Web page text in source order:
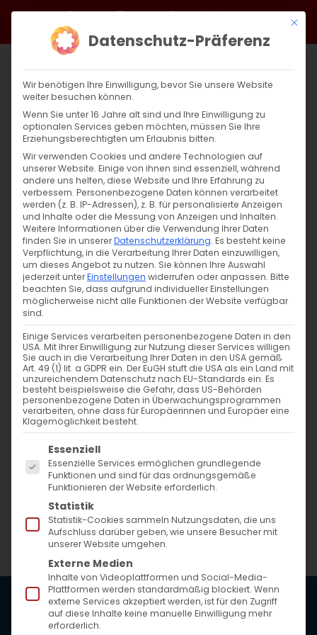
Zum
springen
SoundCloud
ARMENISCHE GEMEINDE BW E.V.
Mit
Datenschutz-Präferenz
Wir benötigen Ihre Einwilligung, bevor Sie unsere Website
weiter besuchen können.
Wenn Sie unter 16 Jahre alt sind und Ihre Einwilligung zu
optionalen Services geben möchten, müssen Sie Ihre
Erziehungsberechtigten um Erlaubnis bitten.
Wir verwenden Cookies und andere Technologien auf
unserer Website. Einige von ihnen sind essenziell, während
andere uns helfen, diese Website und Ihre Erfahrung zu
verbessern. Personenbezogene Daten können verarbeitet
werden (z. B. IP-Adressen), z. B. für personalisierte Anzeigen
und Inhalte oder die Messung von Anzeigen und Inhalten.
Weitere Informationen über die Verwendung Ihrer Daten
finden Sie in unsererDatenschutzerklärung. Es besteht keine
Verpflichtung, in die Verarbeitung Ihrer Daten einzuwilligen,
um dieses Angebot zu nutzen. Sie können Ihre Auswahl
jederzeit unterEinstellungen widerrufen oder anpassen. Bitte
beachten Sie, dass aufgrund individueller Einstellungen
möglicherweise nicht alle Funktionen der Website verfügbar
sind.
Einige Services verarbeiten personenbezogene Daten in den
USA. Mit Ihrer Einwilligung zur Nutzung dieser Services willigen
Sie auch in die Verarbeitung Ihrer Daten in den USA gemäß
Art. 49 (1) lit. a GDPR ein. Der EuGH stuft die USA als ein Land mit
unzureichendem Datenschutz nach EU-Standards ein. Es
besteht beispielsweise die Gefahr, dass US-Behörden
personenbezogene Daten in Überwachungsprogrammen
verarbeiten, ohne dass für Europäerinnen und Europäer eine
Klagemöglichkeit besteht.
Es folgt eine Liste der Service-Gruppen, für
Essenziell
Essenzielle Services ermöglichen grundlegende
Funktionen und sind für das ordnungsgemäße
Funktionieren der Website erforderlich.
Statistik
Statistik-Cookies sammeln Nutzungsdaten, die uns
Aufschluss darüber geben, wie unsere Besucher mit
unserer Website umgehen.
Externe Medien
Inhalte von Videoplattformen und Social-Media-
Plattformen werden standardmäßig blockiert. Wenn
externe Services akzeptiert werden, ist für den Zugriff
auf diese Inhalte keine manuelle Einwilligung mehr
erforderlich.